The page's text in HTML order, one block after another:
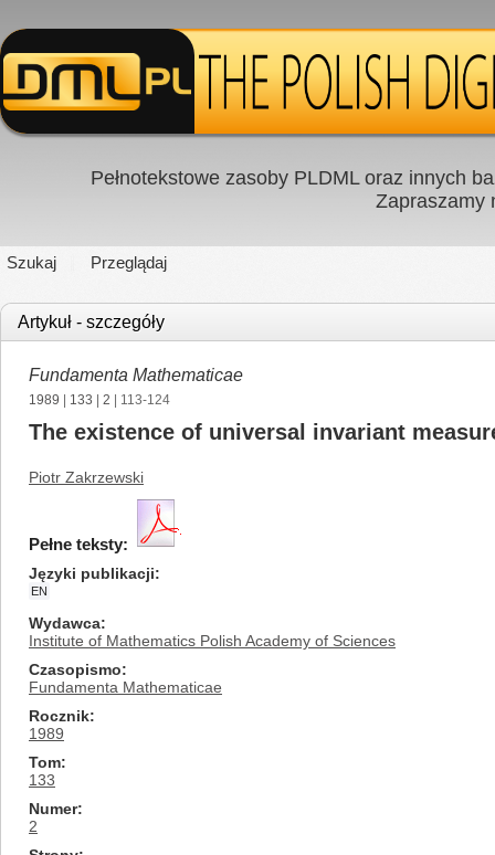
Pełnotekstowe zasoby PLDML oraz innych
Zapraszamy
Szukaj Przeglądaj
Artykuł - szczegóły
Fundamenta Mathematicae
1989 133 2 | 113-124
The existence of universal invariant
Piotr Zakrzewski
Pełne teksty:
Języki publikacji
EN
Wydawca
Institute of Mathematics Polish Academy of Sciences
Czasopismo
Fundamenta Mathematicae
Rocznik
1989
Tom
133
Numer
2